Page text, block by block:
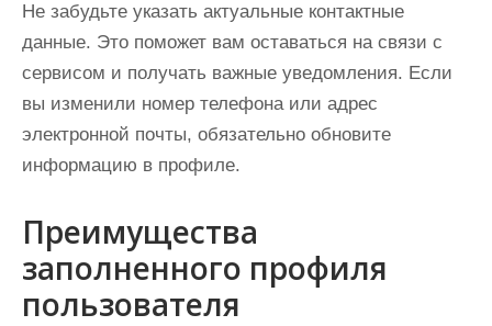
Не забудьте указать актуальные контактные
данные. Это поможет вам оставаться на связи с
сервисом и получать важные уведомления. Если
вы изменили номер телефона или адрес
электронной почты, обязательно обновите
информацию в профиле.
Преимущества
заполненного профиля
пользователя